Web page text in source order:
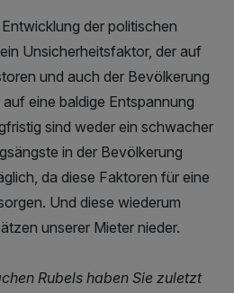
der politischen
Unsicherheitsfaktor, der auf
und auch der Bevölkerung
eine baldige Entspannung
sind weder ein schwacher
in der Bevölkerung
da diese Faktoren für eine
Und diese wiederum
unserer Mieter nieder.
Rubels haben Sie zuletzt